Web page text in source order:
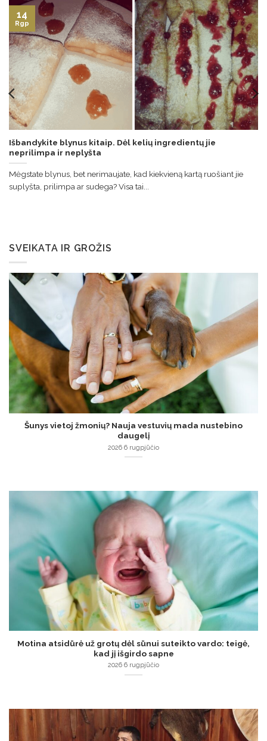
Išbandykite blynus kitaip. Dėl kelių ingredientų jie
neprilimpa ir neplyšta
Mėgstate blynus, bet nerimaujate, kad kiekvieną kartą ruošiant jie
suplyšta, prilimpa ar sudega? Visa tai...
14
Rgp
SVEIKATA IR GROŽIS
Šunys vietoj žmonių? Nauja vestuvių mada nustebino
daugelį
2026 6 rugpjūčio
Motina atsidūrė už grotų dėl sūnui suteikto vardo: teigė,
kad jį išgirdo sapne
2026 6 rugpjūčio